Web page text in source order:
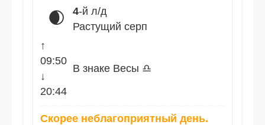
🌒 4-й л/д
Растущий серп
↑
09:50
↓
20:44
В знаке Весы ♎
Скорее неблагоприятный день.